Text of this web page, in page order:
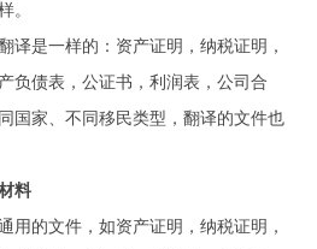
。
是一样的：资产证明，纳税证明，
负债表，公证书，利润表，公司合
国家、不同移民类型，翻译的文件也
料
的文件，如资产证明，纳税证明，